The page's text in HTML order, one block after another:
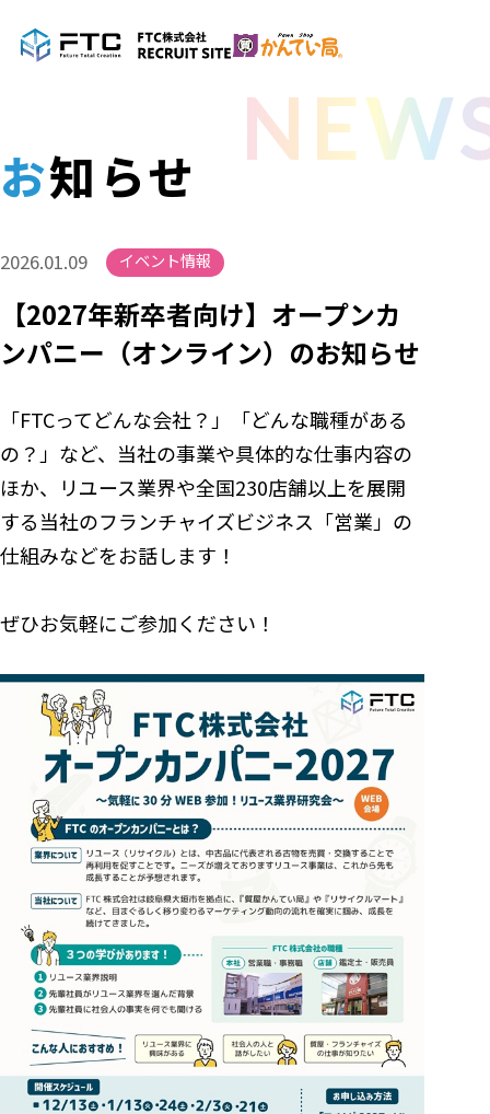
お知らせ
2026.01.09 イベント情報
【2027年新卒者向け】オープンカ
ンパニー（オンライン）のお知らせ
「FTCってどんな会社？」「どんな職種がある
の？」など、当社の事業や具体的な仕事内容の
ほか、リユース業界や全国230店舗以上を展開
する当社のフランチャイズビジネス「営業」の
仕組みなどをお話します！
ぜひお気軽にご参加ください！